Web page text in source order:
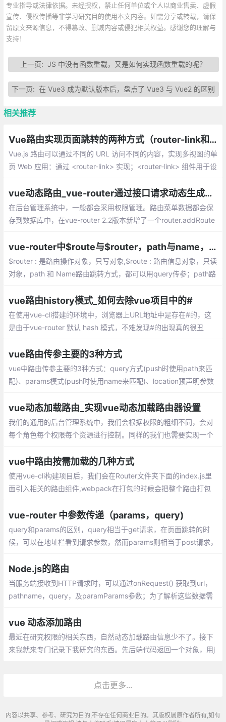
专业指导或法律依据。未经授权，禁止任何单位或个人以商业售卖、虚假
宣传、侵权传播等非学习研究目的使用本文内容。如需分享或转载，请保
留原文来源信息，不得篡改、删减内容或侵犯相关权益。感谢您的理解与
支持！
上一页:JS 中没有函数重载，又是如何实现函数重载的呢？
下一页:在 Vue3 成为默认版本后，盘点了 Vue3 与 Vue2 的区别
相关推荐
Vue路由实现页面跳转的两种方式（router-link和JS）
Vue.js 路由可以通过不同的 URL 访问不同的内容，实现多视图的单
页 Web 应用：通过 <router-link> 实现；<router-link> 组件用于设
vue动态路由_vue-router通过接口请求动态生成路由的实现
在后台管理系统中，一般都会采用权限管理。路由菜单数据都会保
存到数据库中，在vue-router 2.2版本新增了一个router.addRoute
vue-router中$route与$router，path与name，params与query的区别梳理
$router : 是路由操作对象，只写对象,$route : 路由信息对象，只读
对象，path 和 Name路由跳转方式，都可以用query传参；path路
vue路由history模式_如何去除vue项目中的#
在使用vue-cli搭建的环境中，浏览器上URL地址中是存在#的，这
是由于vue-router 默认 hash 模式，不难发现#的出现真的很丑
vue路由传参主要的3种方式
vue中路由传参主要的3种方式：query方式(push时使用path来匹
配)、params模式(push时使用name来匹配)、location预声明参数
vue动态加载路由_实现vue动态加载路由器设置
我们的通用的后台管理系统中，我们会根据权限的粗细不同，会对
每个角色每个权限每个资源进行控制。同样的我们也需要实现一个
就不会涉及，当我接触的时候我们的后台接口是springcloud实现。
vue中路由按需加载的几种方式
使用vue-cli构建项目后，我们会在Router文件夹下面的index.js里
面引入相关的路由组件,webpack在打包的时候会把整个路由打包
vue-router 中参数传递（params，query)
query和params的区别，query相当于get请求，在页面跳转的时
候，可以在地址栏看到请求参数，然而params则相当于post请求，
Node.js的路由
当服务端接收到HTTP请求时，可以通过onRequest() 获取到url，
pathname，query，及paramParams参数；为了解析这些数据需
vue 动态添加路由
最近在研究权限的相关东西，自然动态加载路由信息少不了。接下
来我就来专门记录下我研究的东西。先后端代码返回一个对象，用j
点击更多...
内容以共享、参考、研究为目的,不存在任何商业目的。其版权属原作者所有,如有